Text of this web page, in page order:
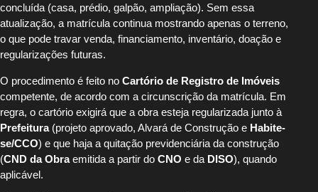
concluída (casa, prédio, galpão, ampliação). Sem essa
atualização, a matrícula continua mostrando apenas o terreno,
o que pode travar venda, financiamento, inventário, doação e
regularizações futuras.
O procedimento é feito no Cartório de Registro de Imóveis
competente, de acordo com a circunscrição da matrícula. Em
regra, o cartório exigirá que a obra esteja regularizada junto à
Prefeitura(projeto aprovado, Alvará de Construção e Habite-
se/CCO) e que haja a quitação previdenciária da construção
(CND da Obraemitida a partir do CNO e da DISO), quando
aplicável.